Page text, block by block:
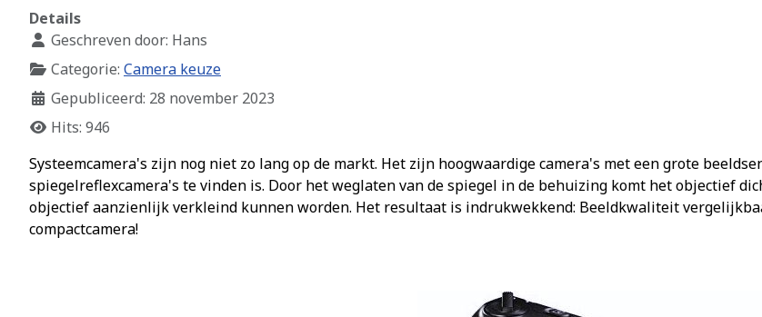
Details
Geschreven door: Hans
Categorie: Camera keuze
Gepubliceerd: 28 november 2023
Hits: 946
Systeemcamera's zijn nog niet zo lang op de markt. Het zijn hoogwaardige camera's met een grote
spiegelreflexcamera's te vinden is. Door het weglaten van de spiegel in de behuizing komt het objectief
objectief aanzienlijk verkleind kunnen worden. Het resultaat is indrukwekkend: Beeldkwaliteit
compactcamera!